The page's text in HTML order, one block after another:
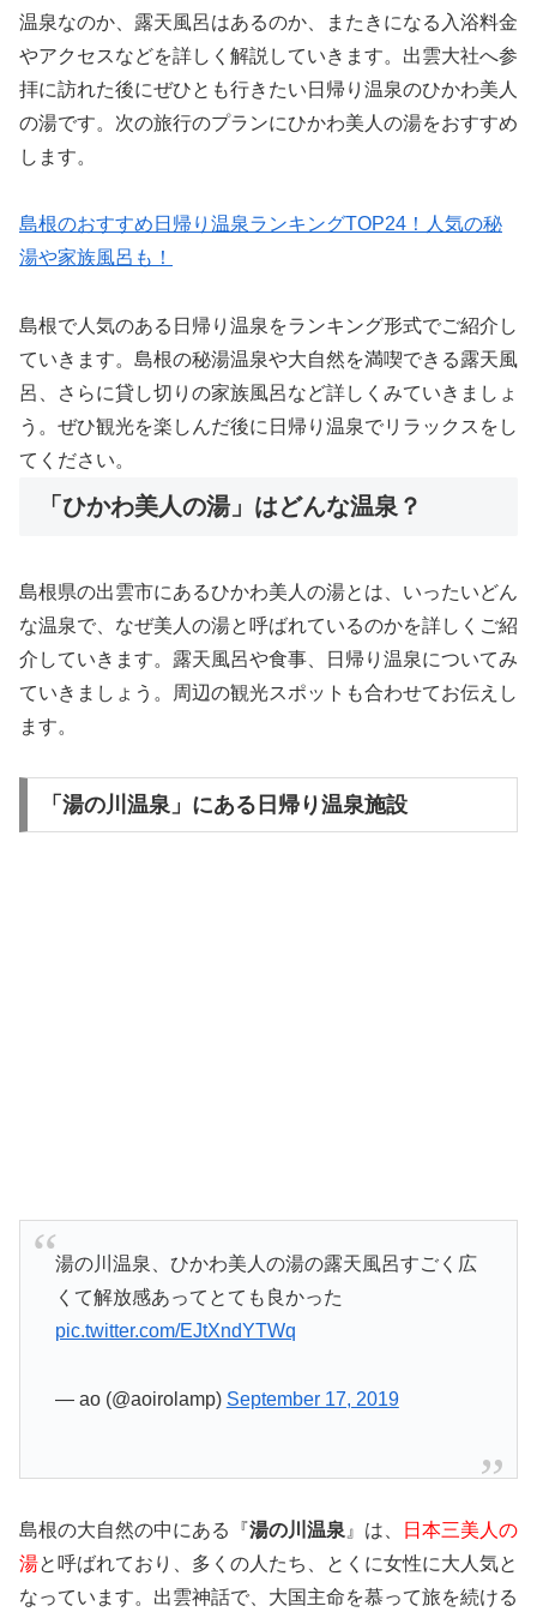
温泉なのか、露天風呂はあるのか、またきになる入浴料金
やアクセスなどを詳しく解説していきます。出雲大社へ参
拝に訪れた後にぜひとも行きたい日帰り温泉のひかわ美人
の湯です。次の旅行のプランにひかわ美人の湯をおすすめ
します。
島根のおすすめ日帰り温泉ランキングTOP24！人気の秘
湯や家族風呂も！
島根で人気のある日帰り温泉をランキング形式でご紹介し
ていきます。島根の秘湯温泉や大自然を満喫できる露天風
呂、さらに貸し切りの家族風呂など詳しくみていきましょ
う。ぜひ観光を楽しんだ後に日帰り温泉でリラックスをし
てください。
「ひかわ美人の湯」はどんな温泉？
島根県の出雲市にあるひかわ美人の湯とは、いったいどん
な温泉で、なぜ美人の湯と呼ばれているのかを詳しくご紹
介していきます。露天風呂や食事、日帰り温泉についてみ
ていきましょう。周辺の観光スポットも合わせてお伝えし
ます。
「湯の川温泉」にある日帰り温泉施設
湯の川温泉、ひかわ美人の湯の露天風呂すごく広
くて解放感あってとても良かった
pic.twitter.com/EJtXndYTWq
— ao (@aoirolamp) September 17, 2019
島根の大自然の中にある『湯の川温泉 』は、
日本三美人の
湯と呼ばれており、多くの人たち、とくに女性に大人気と
なっています。出雲神話で、大国主命を慕って旅を続ける